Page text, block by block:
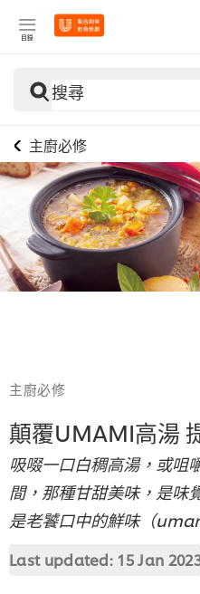
目錄
搜尋
主廚必修
主廚必修
顛覆UMAMI高湯
吸啜一口白稠高湯，或咀
間，那種甘甜美味，是味
是老饕口中的鮮味（
Last updated: 15 Jan